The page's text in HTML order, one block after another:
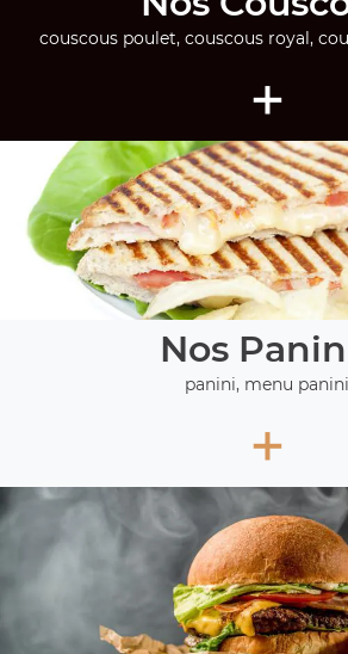
couscous poulet, couscous royal,
+
Nos
panini, menu panini
+